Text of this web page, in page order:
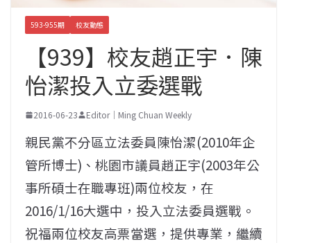
593-955期 校友動態
【939】校友趙正宇．陳
怡潔投入立委選戰
2016-06-23 Editor｜Ming Chuan Weekly
親民黨不分區立法委員陳怡潔(2010年企
管所博士)、桃園市議員趙正宇(2003年公
事所碩士在職專班)兩位校友，在
2016/1/16大選中，投入立法委員選戰。
祝福兩位校友高票當選，提供專業，繼續